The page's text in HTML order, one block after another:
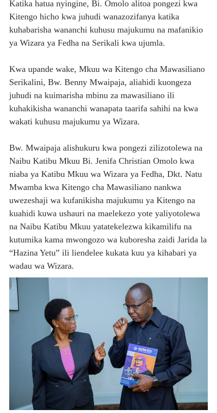
Katika hatua nyingine, Bi. Omolo alitoa pongezi kwa
Kitengo hicho kwa juhudi wanazozifanya katika
kuhabarisha wananchi kuhusu majukumu na mafanikio
ya Wizara ya Fedha na Serikali kwa ujumla.
Kwa upande wake, Mkuu wa Kitengo cha Mawasiliano
Serikalini, Bw. Benny Mwaipaja, aliahidi kuongeza
juhudi na kuimarisha mbinu za mawasiliano ili
kuhakikisha wananchi wanapata taarifa sahihi na kwa
wakati kuhusu majukumu ya Wizara.
Bw. Mwaipaja alishukuru kwa pongezi zilizotolewa na
Naibu Katibu Mkuu Bi. Jenifa Christian Omolo kwa
niaba ya Katibu Mkuu wa Wizara ya Fedha, Dkt. Natu
Mwamba kwa Kitengo cha Mawasiliano nankwa
uwezeshaji wa kufanikisha majukumu ya Kitengo na
kuahidi kuwa ushauri na maelekezo yote yaliyotolewa
na Naibu Katibu Mkuu yatatekelezwa kikamilifu na
kutumika kama mwongozo wa kuboresha zaidi Jarida la
“Hazina Yetu” ili liendelee kukata kuu ya kihabari ya
wadau wa Wizara.